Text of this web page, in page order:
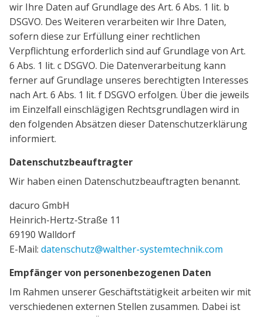
wir Ihre Daten auf Grundlage des Art. 6 Abs. 1 lit. b
DSGVO. Des Weiteren verarbeiten wir Ihre Daten,
sofern diese zur Erfüllung einer rechtlichen
Verpflichtung erforderlich sind auf Grundlage von Art.
6 Abs. 1 lit. c DSGVO. Die Datenverarbeitung kann
ferner auf Grundlage unseres berechtigten Interesses
nach Art. 6 Abs. 1 lit. f DSGVO erfolgen. Über die jeweils
im Einzelfall einschlägigen Rechtsgrundlagen wird in
den folgenden Absätzen dieser Datenschutzerklärung
informiert.
Datenschutzbeauftragter
Wir haben einen Datenschutzbeauftragten benannt.
dacuro GmbH
Heinrich-Hertz-Straße 11
69190 Walldorf
E-Mail: datenschutz@walther-systemtechnik.com
Empfänger von personenbezogenen Daten
Im Rahmen unserer Geschäftstätigkeit arbeiten wir mit
verschiedenen externen Stellen zusammen. Dabei ist